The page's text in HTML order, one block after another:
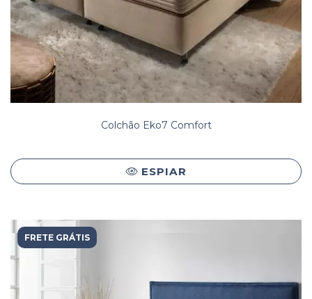
Colchão Eko7 Comfort
ESPIAR
FRETE GRÁTIS